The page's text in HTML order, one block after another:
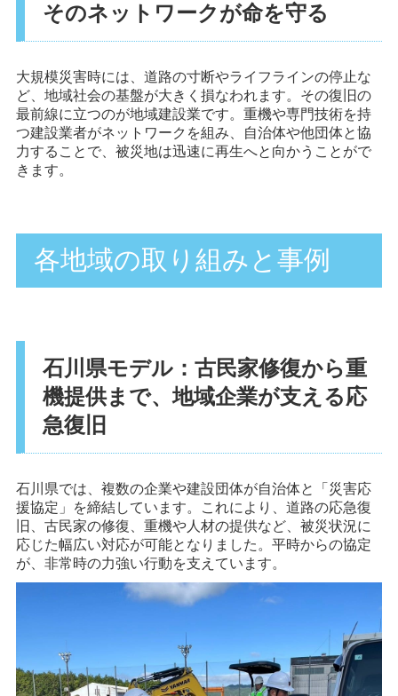
そのネットワークが命を守る
大規模災害時には、道路の寸断やライフラインの停止な
ど、地域社会の基盤が大きく損なわれます。その復旧の
最前線に立つのが地域建設業です。重機や専門技術を持
つ建設業者がネットワークを組み、自治体や他団体と協
力することで、被災地は迅速に再生へと向かうことがで
きます。
各地域の取り組みと事例
石川県モデル：古民家修復から重
機提供まで、地域企業が支える応
急復旧
石川県では、複数の企業や建設団体が自治体と「災害応
援協定」を締結しています。これにより、道路の応急復
旧、古民家の修復、重機や人材の提供など、被災状況に
応じた幅広い対応が可能となりました。平時からの協定
が、非常時の力強い行動を支えています。